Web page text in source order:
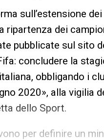
sull’estensione
ripartenza dei
pubblicate sul sito
concludere la
obbligando i
2020», alla vigilia
dello Sport.
per definire un